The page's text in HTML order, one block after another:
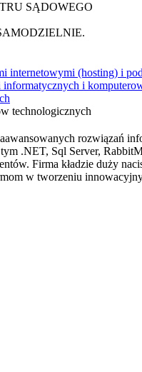
SĄDOWEGO
internetowymi (hosting) i
informatycznych i
technologicznych
rozwiązań
.NET, Sql Server,
Firma kładzie duży
w tworzeniu